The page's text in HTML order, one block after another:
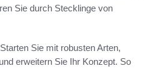
Sie durch Stecklinge von
Sie mit robusten Arten,
erweitern Sie Ihr Konzept. So